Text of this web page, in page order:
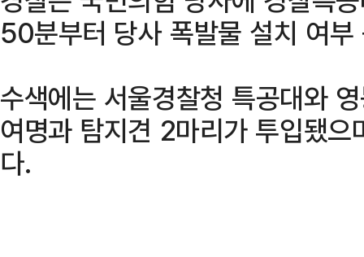
50분부터 당사 폭발물 설치 여부
수색에는 서울경찰청 특공대와
여명과 탐지견 2마리가 투입됐
다.